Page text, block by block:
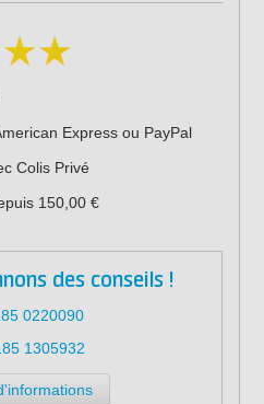
Express ou PayPal
Colis Privé
150,00 €
des conseils !
0220090
1305932